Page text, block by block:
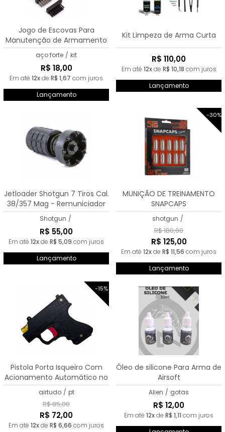
Jogo de Escovas Para
Manutenção de Armamento
aço forte / kit
R$ 18,00
Em até 12xde R$ 1,67 com juros
Lançamento
Kit Limpeza de Arma Curta
R$ 110,00
Em até 12xde R$ 10,18 com juros
Lançamento
Jetloader Shotgun 7 Tiros Cal.
38/357 Mag - Remuniciador
Rápido
Shotgun /
R$ 55,00
Em até 12xde R$ 5,09 com juros
Lançamento
-30%
MUNIÇÃO DE TREINAMENTO
SNAPCAPS
shotgun /
R$ 180,00
R$ 125,00
Em até 12xde R$ 11,56 com juros
Lançamento
-15%
Pistola Porta Isqueiro Com
Acionamento Automático no
Gatilho
airtudo / pt
R$ 85,00
R$ 72,00
Em até 12xde R$ 6,66 com juros
Óleo de silicone Para Arma de
Airsoft
Alien / gotas
R$ 12,00
Em até 12xde R$ 1,11 com juros